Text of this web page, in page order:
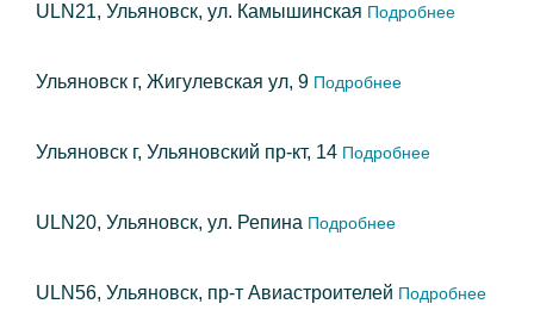
ULN21, Ульяновск, ул. Камышинская Подробнее
Ульяновск г, Жигулевская ул, 9 Подробнее
Ульяновск г, Ульяновский пр-кт, 14 Подробнее
ULN20, Ульяновск, ул. Репина Подробнее
ULN56, Ульяновск, пр-т Авиастроителей Подробнее